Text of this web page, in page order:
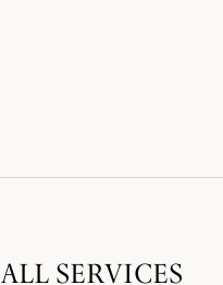
ALL SERVICES